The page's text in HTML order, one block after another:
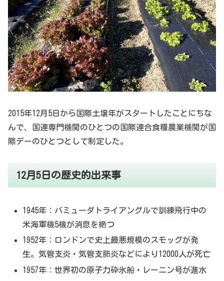
2015年12月5日から国際土壌年がスタートしたことにちな
んで、国連専門機関のひとつの国際連合食糧農業機関 が国
際デーのひとつとして制定した。
12月5日の歴史的出来事
1945年：バミューダトライアングルで訓練飛行中の
米海軍機5機が消息を絶つ
1952年：ロンドンで史上最悪規模のスモッグが発
生。気管支炎・気管支肺炎などにより12000人が死亡
1957年：世界初の原子力砕氷船・レーニン号が進水